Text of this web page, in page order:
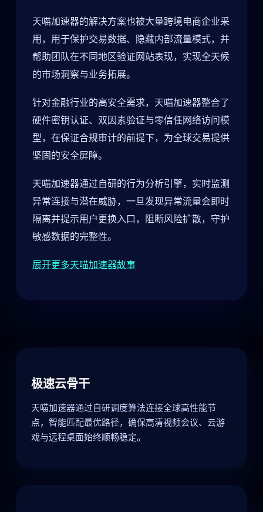
天喵加速器的解决方案也被大量跨境电商企业采
用，用于保护交易数据、隐藏内部流量模式，并
帮助团队在不同地区验证网站表现，实现全天候
的市场洞察与业务拓展。
针对金融行业的高安全需求，天喵加速器整合了
硬件密钥认证、双因素验证与零信任网络访问模
型，在保证合规审计的前提下，为全球交易提供
坚固的安全屏障。
天喵加速器通过自研的行为分析引擎，实时监测
异常连接与潜在威胁，一旦发现异常流量会即时
隔离并提示用户更换入口，阻断风险扩散，守护
敏感数据的完整性。
展开更多天喵加速器故事
极速云骨干
天喵加速器通过自研调度算法连接全球高性能节
点，智能匹配最优路径，确保高清视频会议、云游
戏与远程桌面始终顺畅稳定。